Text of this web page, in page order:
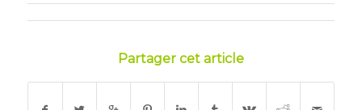
Partager cet article